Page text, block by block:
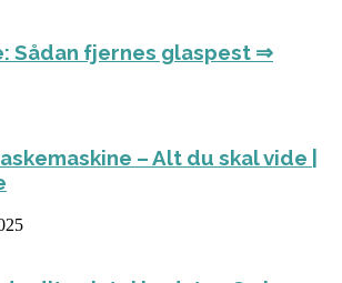
Sådan fjernes glaspest ⇒
– Alt du skal vide |